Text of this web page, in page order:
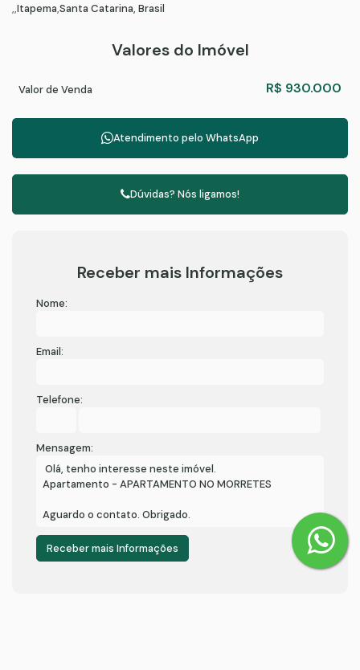
Itapema Santa Catarina, Brasil
Valores do Imóvel
R$ 930.000
Valor de Venda
Atendimento pelo WhatsApp
Dúvidas? Nós ligamos!
Receber mais Informações
Nome:
Email:
Telefone:
Mensagem: